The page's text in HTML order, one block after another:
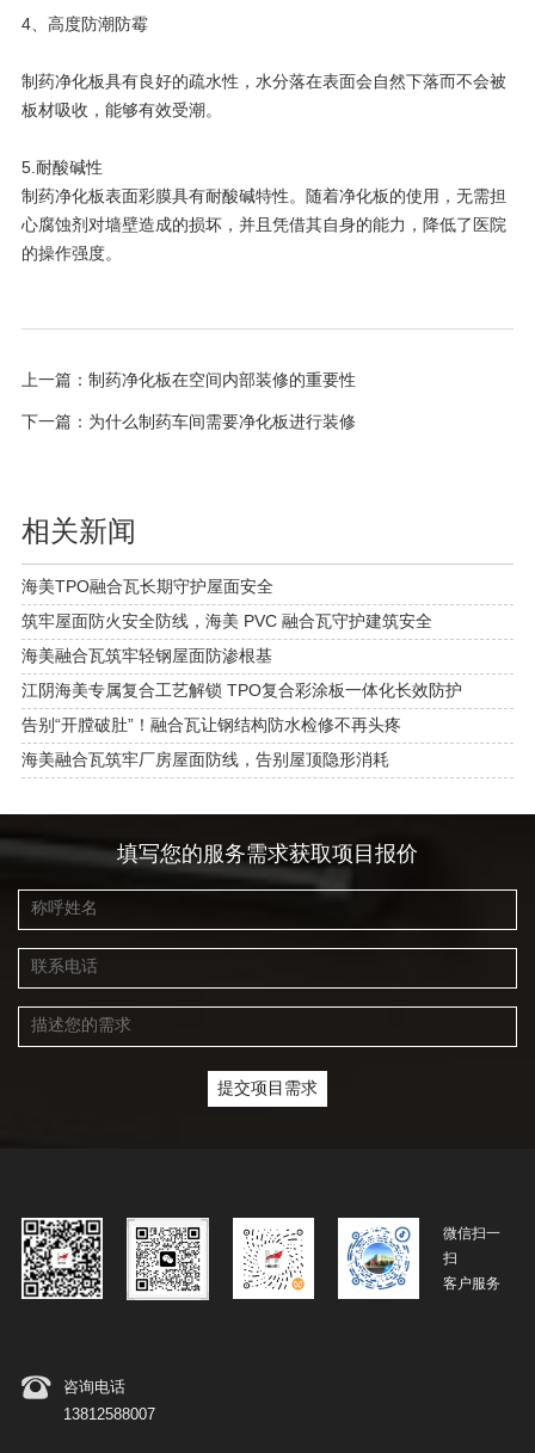
4、高度防潮防霉
制药净化板具有良好的疏水性，水分落在表面会自然下落而不会被
板材吸收，能够有效受潮。
5.耐酸碱性
制药净化板表面彩膜具有耐酸碱特性。随着净化板的使用，无需担
心腐蚀剂对墙壁造成的损坏，并且凭借其自身的能力，降低了医院
的操作强度。
上一篇： 制药净化板在空间内部装修的重要性
下一篇： 为什么制药车间需要净化板进行装修
相关新闻
海美TPO融合瓦长期守护屋面安全
筑牢屋面防火安全防线，海美 PVC 融合瓦守护建筑安全
海美融合瓦筑牢轻钢屋面防渗根基
江阴海美专属复合工艺解锁 TPO复合彩涂板一体化长效防护
告别“开膛破肚”！融合瓦让钢结构防水检修不再头疼
海美融合瓦筑牢厂房屋面防线，告别屋顶隐形消耗
填写您的服务需求获取项目报价
微信扫一
扫
客户服务
咨询电话
13812588007